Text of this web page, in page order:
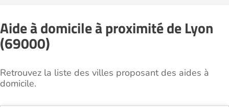
Aide à domicile à proximité de Lyon
(69000)
Retrouvez la liste des villes proposant des aides à
domicile.